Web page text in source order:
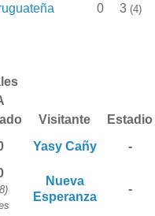
0 3 (4)
Visitante
Estadio
Yasy Cañy -
Nueva
Esperanza
-